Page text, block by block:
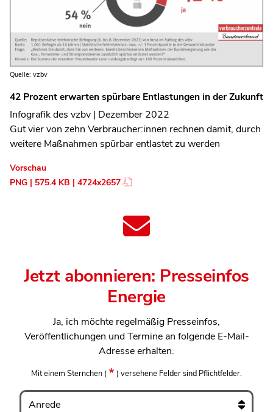
Quelle: vzbv
42 Prozent erwarten spürbare Entlastungen in der Zukunft
Infografik des vzbv | Dezember 2022
Gut vier von zehn Verbraucher:innen rechnen damit, durch
weitere Maßnahmen spürbar entlastet zu werden
Vorschau
PNG | 575.4 KB | 4724x2657
Jetzt abonnieren: Presseinfos
Energie
Ja, ich möchte regelmäßig Presseinfos,
Veröffentlichungen und Termine an folgende E-Mail-
Adresse erhalten.
Mit einem Sternchen ( ) versehene Felder sind Pflichtfelder.
Anrede